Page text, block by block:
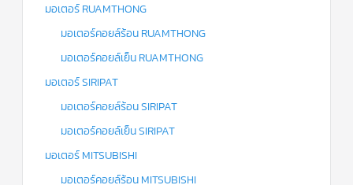
มอเตอร์ RUAMTHONG
มอเตอร์คอยล์ร้อน RUAMTHONG
มอเตอร์คอยล์เย็น RUAMTHONG
มอเตอร์ SIRIPAT
มอเตอร์คอยล์ร้อน SIRIPAT
มอเตอร์คอยล์เย็น SIRIPAT
มอเตอร์ MITSUBISHI
มอเตอร์คอยล์ร้อน MITSUBISHI